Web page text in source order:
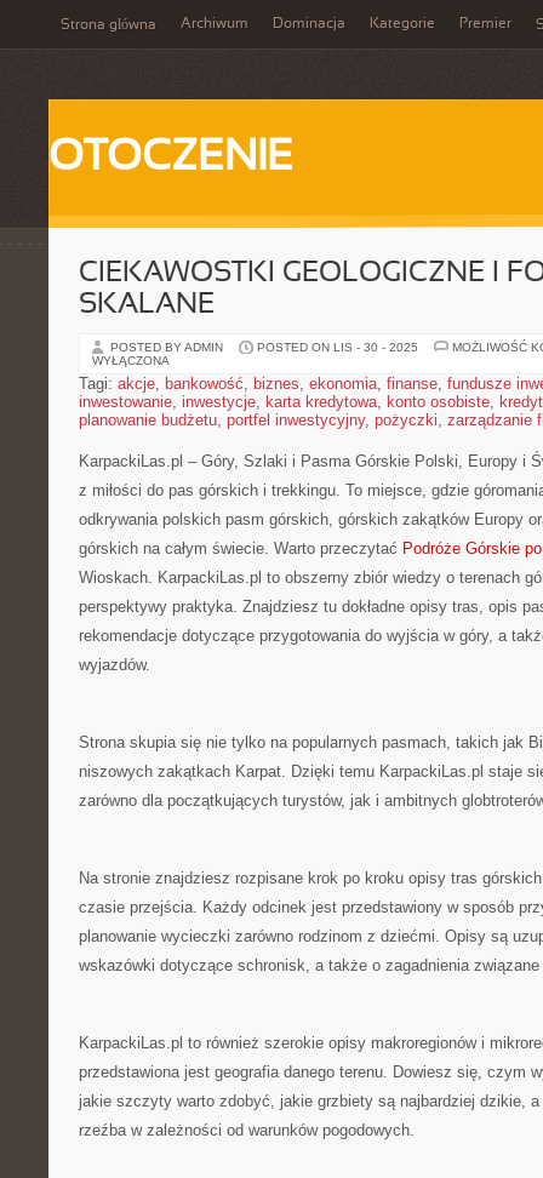
Strona główna Archiwum Dominacja Kategorie Premier
OTOCZENIE
CIEKAWOSTKI GEOLOGICZNE I
SKALANE
POSTED BY ADMIN POSTED ON LIS - 30 - 2025
MOŻLIWOŚĆ
WYŁĄCZONA
Tagi: akcje, bankowość, biznes, ekonomia, finanse, fundusze
inwestowanie, inwestycje, karta kredytowa, konto osobiste,
planowanie budżetu, portfel inwestycyjny, pożyczki, zarządzanie
KarpackiLas.pl – Góry, Szlaki i Pasma Górskie Polski, Europy i
z miłości do pas górskich i trekkingu. To miejsce, gdzie
odkrywania polskich pasm górskich, górskich zakątków Europy
górskich na całym świecie. Warto przeczytać Podróże Górskie
Wioskach. KarpackiLas.pl to obszerny zbiór wiedzy o terenach
perspektywy praktyka. Znajdziesz tu dokładne opisy tras, opis
rekomendacje dotyczące przygotowania do wyjścia w góry, a
wyjazdów.
Strona skupia się nie tylko na popularnych pasmach, takich jak
niszowych zakątkach Karpat. Dzięki temu KarpackiLas.pl staje
zarówno dla początkujących turystów, jak i ambitnych
Na stronie znajdziesz rozpisane krok po kroku opisy tras
czasie przejścia. Każdy odcinek jest przedstawiony w sposób
planowanie wycieczki zarówno rodzinom z dziećmi. Opisy są
wskazówki dotyczące schronisk, a także o zagadnienia
KarpackiLas.pl to również szerokie opisy makroregionów i
przedstawiona jest geografia danego terenu. Dowiesz się, czym
jakie szczyty warto zdobyć, jakie grzbiety są najbardziej dzikie,
rzeźba w zależności od warunków pogodowych.